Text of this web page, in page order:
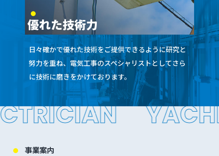
優れた技術力
日々確かで優れた技術をご提供できるように研究と
努力を重ね、電気工事のスペシャリストとしてさら
に技術に磨きをかけております。
事業案内